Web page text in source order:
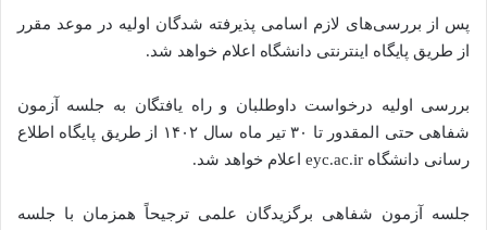
پس از بررسی‌های لازم اسامی پذیرفته شدگان اولیه در موعد مقرر
از طریق پایگاه اینترنتی دانشگاه اعلام خواهد شد.
بررسی اولیه درخواست داوطلبان و راه یافتگان به جلسه آزمون
شفاهی حتی المقدور تا ۳۰ تیر ماه سال ١۴٠٢ از طریق پایگاه اطلاع
رسانی دانشگاه eyc.ac.ir اعلام خواهد شد.
جلسه آزمون شفاهی برگزیدگان علمی ترجیحاً همزمان با جلسه